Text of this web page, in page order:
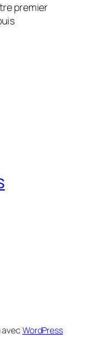
premier
WordPress